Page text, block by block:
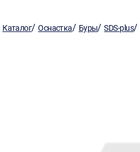
Каталог/Оснастка/ Буры/SDS-plus/